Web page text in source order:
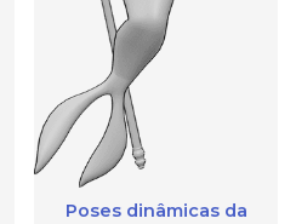
Poses dinâmicas da